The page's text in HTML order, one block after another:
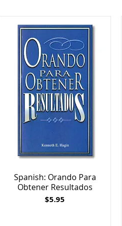
Spanish: Orando Para
Obtener Resultados
Price
$5.95